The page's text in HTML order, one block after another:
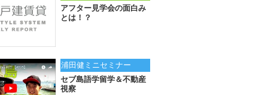
アフター見学会の面白み
とは！？
浦田健ミニセミナー
セブ島語学留学＆不動産
視察